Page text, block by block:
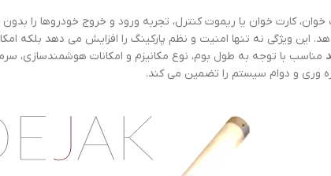
کارت خوان یا ریموت کنترل، تجربه ورود و خروج خودروها را
این ویژگی نه تنها امنیت و نظم پارکینگ را افزایش می دهد بلکه
مناسب با توجه به طول بوم، نوع مکانیزم و امکانات هوشمندسازی،
وری و دوام سیستم را تضمین می کند.